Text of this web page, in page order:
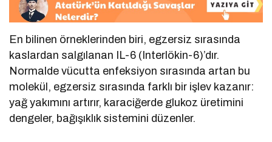
En bilinen örneklerinden biri, egzersiz sırasında
kaslardan salgılanan IL-6 (Interlökin-6)’dır.
Normalde vücutta enfeksiyon sırasında artan bu
molekül, egzersiz sırasında farklı bir işlev kazanır:
yağ yakımını artırır, karaciğerde glukoz üretimini
dengeler, bağışıklık sistemini düzenler.